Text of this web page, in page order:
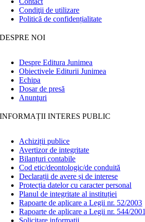
Condiţii de utilizare
Politică de confidențialitate
DESPRE NOI
Despre Editura Junimea
Obiectivele Editurii Junimea
Echipa
Dosar de presă
Anunţuri
INFORMAȚII INTERES PUBLIC
Achiziții publice
Avertizor de integritate
Bilanțuri contabile
Cod etic/deontologic/de conduită
Declarații de avere și de interese
Protecția datelor cu caracter personal
Planul de integritate al instituției
Rapoarte de aplicare a Legii nr. 52/2003
Rapoarte de aplicare a Legii nr. 544/2001
Solicitare informații